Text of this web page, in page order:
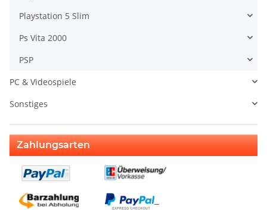
Playstation 5 Slim
Ps Vita 2000
PSP
PC & Videospiele
Sonstiges
Zahlungsarten